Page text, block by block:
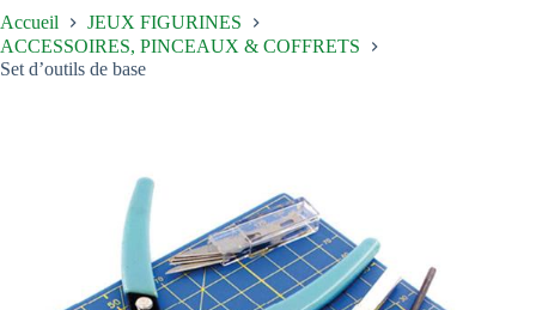
Accueil
JEUX FIGURINES
ACCESSOIRES, PINCEAUX & COFFRETS
Set d’outils de base